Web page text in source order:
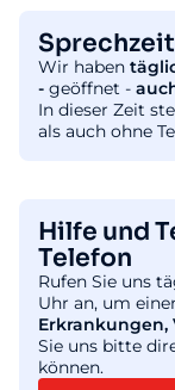
Wir haben
- geöffnet -
In dieser Zeit
als auch ohne
Hilfe und
Telefon
Rufen Sie uns
Uhr an, um
Erkrankungen,
Sie uns bitte
können.